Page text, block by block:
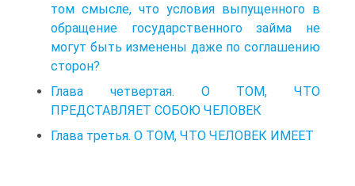
том смысле, что условия выпущенного в
обращение государственного займа не
могут быть изменены даже по соглашению
сторон?
Глава четвертая. О ТОМ, ЧТО
ПРЕДСТАВЛЯЕТ СОБОЮ ЧЕЛОВЕК
Глава третья. О ТОМ, ЧТО ЧЕЛОВЕК ИМЕЕТ